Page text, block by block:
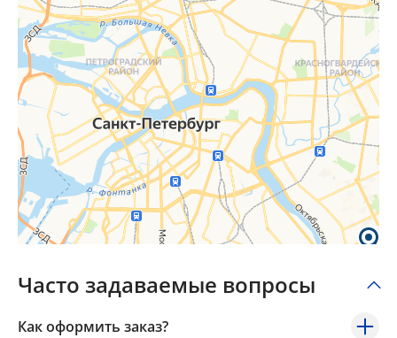
Часто задаваемые вопросы
Как оформить заказ?